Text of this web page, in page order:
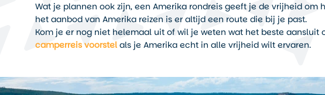
Wat je plannen ook zijn, een Amerika rondreis geeft je de vrijheid
het aanbod van Amerika reizen is er altijd een route die bij je past.
Kom je er nog niet helemaal uit of wil je weten wat het beste aansluit
camperreis voorstel als je Amerika echt in alle vrijheid wilt ervaren.